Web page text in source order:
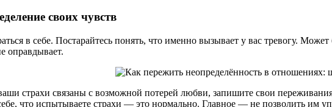
своих чувств
в себе. Постарайтесь понять, что именно вызывает у вас тревогу.
оправдывает.
страхи связаны с возможной потерей любви, запишите свои
что испытываете страхи — это нормально. Главное — не позволить им